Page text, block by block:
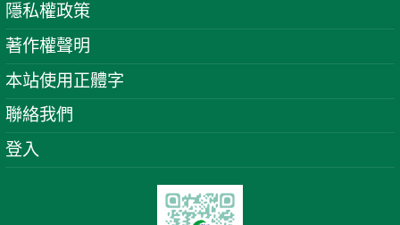
隱私權政策
著作權聲明
本站使用正體字
聯絡我們
登入